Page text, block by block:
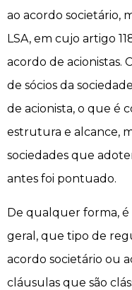
ao acordo societário,
LSA, em cujo artigo
acordo de acionistas.
de sócios da
de acionista, o que é
estrutura e alcance,
sociedades que
antes foi pontuado.
De qualquer forma,
geral, que tipo de
acordo societário ou
cláusulas que são